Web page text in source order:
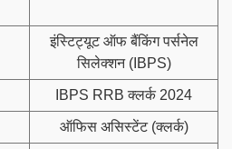
इंस्टिट्यूट ऑफ बैंकिंग पर्सनेल
सिलेक्शन (IBPS)
IBPS RRB क्लर्क 2024
ऑफिस असिस्टेंट (क्लर्क)